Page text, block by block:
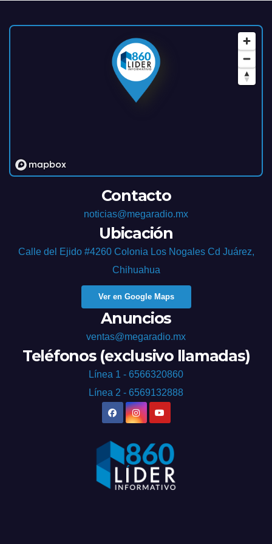
Contacto
noticias@megaradio.mx
Ubicación
Calle del Ejido #4260 Colonia Los Nogales Cd Juárez,
Chihuahua
Ver en Google Maps
Anuncios
ventas@megaradio.mx
Teléfonos (exclusivo llamadas)
Línea 1 - 6566320860
Línea 2 - 6569132888